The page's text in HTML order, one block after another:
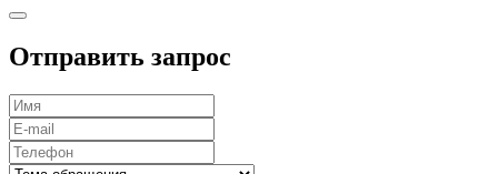
Отправить запрос